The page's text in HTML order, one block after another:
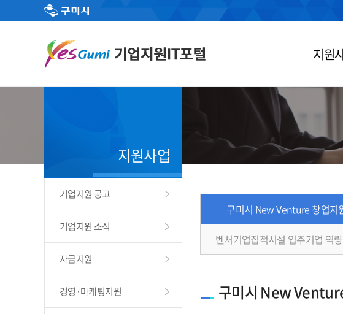
지원
지원사업
기업지원 공고
기업지원 소식
자금지원
경영·마케팅지원
구미시 New Venture 창업지
벤처기업집적시설 입주기업 역
구미시 New